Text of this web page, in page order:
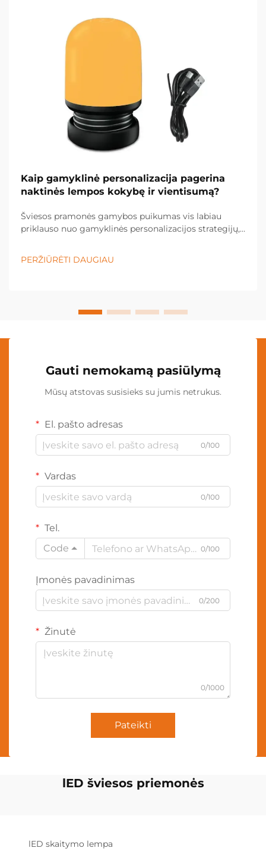
Kaip gamyklinė personalizacija pagerina
naktinės lempos kokybę ir vientisumą?
Šviesos pramonės gamybos puikumas vis labiau
priklauso nuo gamyklinės personalizacijos strategijų,
vienodą gaminio rezultatą. Šiuolaikiniai šviesos
gamintojai panaudoja pažangias gamyklinės
PERŽIŪRĖTI DAUGIAU
Gauti nemokamą pasiūlymą
Mūsų atstovas susisieks su jumis netrukus.
El. pašto adresas
0/100
Vardas
0/100
Tel.
Code
0/100
Įmonės pavadinimas
0/200
Žinutė
0/1000
Pateikti
lED šviesos priemonės
lED skaitymo lempa